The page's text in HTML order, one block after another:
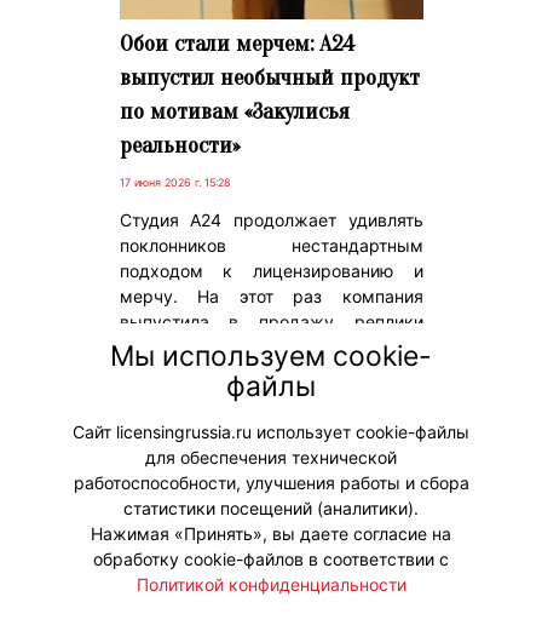
Обои стали мерчем: A24
выпустил необычный продукт
по мотивам «Закулисья
реальности»
17 июня 2026 г. 15:28
Студия A24 продолжает удивлять
поклонников нестандартным
подходом к лицензированию и
мерчу. На этот раз компания
выпустила в продажу реплики
культовых желтых обоев из фильма
«Закулисье реальности» – одного
из ключевых визуальных
элементов картины.
#Мерч
Мы используем cookie-
файлы
Сайт licensingrussia.ru использует cookie-файлы
для обеспечения технической
работоспособности, улучшения работы и сбора
статистики посещений (аналитики).
Нажимая «Принять», вы даете согласие на
обработку cookie-файлов в соответствии с
Политикой конфиденциальности